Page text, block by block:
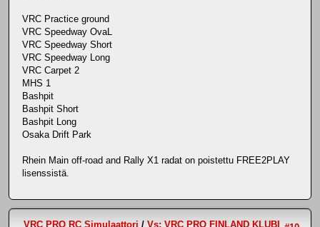
VRC Practice ground
VRC Speedway OvaL
VRC Speedway Short
VRC Speedway Long
VRC Carpet 2
MHS 1
Bashpit
Bashpit Short
Bashpit Long
Osaka Drift Park
Rhein Main off-road and Rally X1 radat on poistettu FREE2PLAY
lisenssistä.
VRC PRO RC Simulaattori / Vs: VRC PRO FINLAND KLUBI